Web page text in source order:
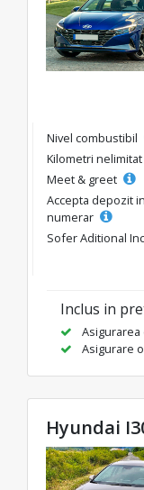
Nivel combustibil
Kilometri nelimitat
Meet & greet
Accepta depozit in
numerar
Sofer Aditional
Inclus in
Asigurarea
Asigurare
Hyundai